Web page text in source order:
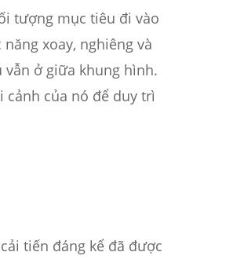
tượng mục tiêu đi vào
xoay, nghiêng và
ở giữa khung hình.
của nó để duy trì
tiến đáng kể đã được